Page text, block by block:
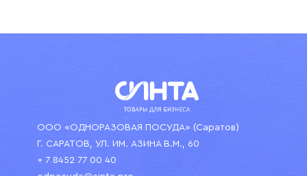
ООО «ОДНОРАЗОВАЯ ПОСУДА» (Саратов)
Г. САРАТОВ, УЛ. ИМ. АЗИНА В.М., 60
+ 7 8452 77 00 40